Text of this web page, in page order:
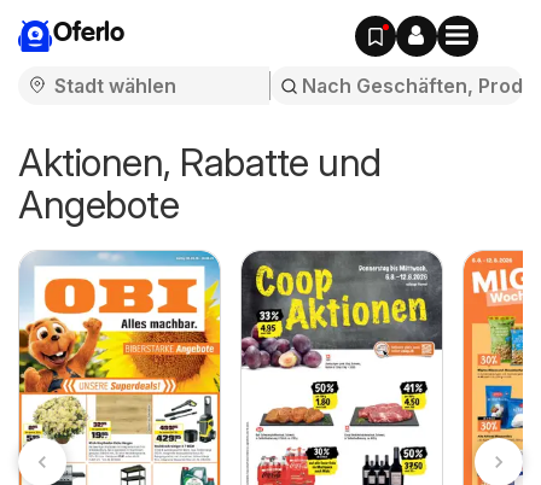
Oferlo
Aktionen, Rabatte und
Angebote